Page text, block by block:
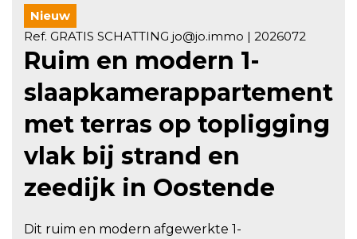
Nieuw
Ref. GRATIS SCHATTING jo@jo.immo | 2026072
Ruim en modern 1-
slaapkamerappartement
met terras op topligging
vlak bij strand en
zeedijk in Oostende
Dit ruim en modern afgewerkte 1-